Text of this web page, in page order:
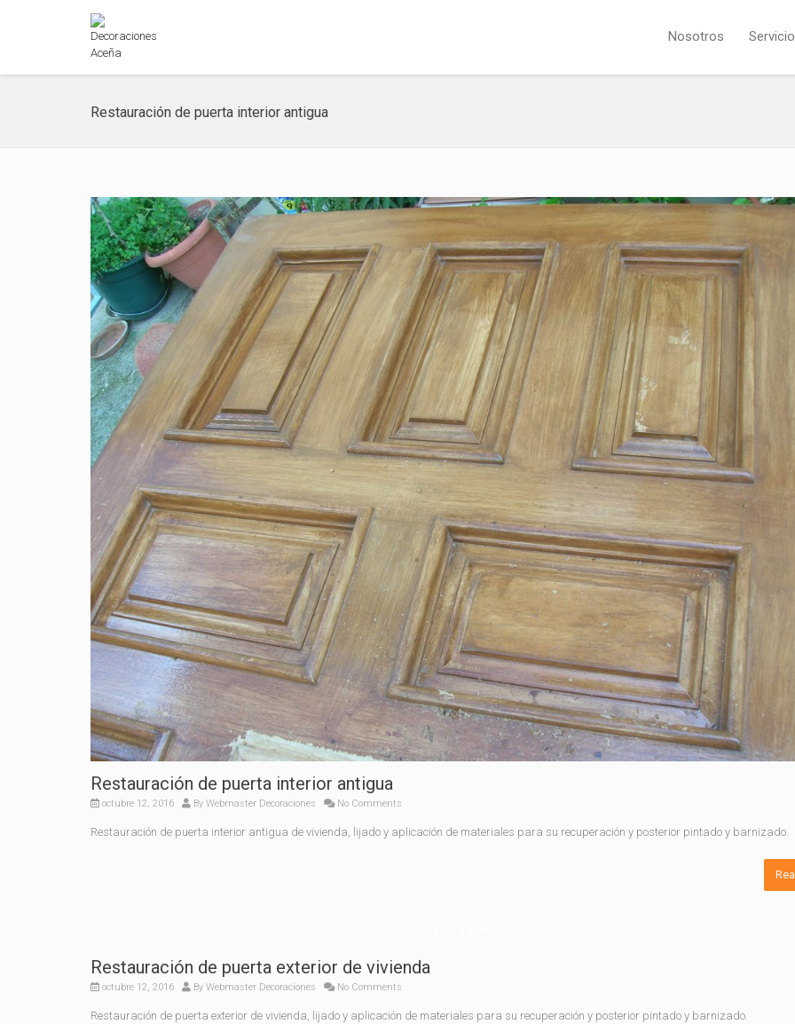
Nosotros
Restauración de puerta interior antigua
Restauración de puerta interior antigua
octubre 12, 2016 By Webmaster Decoraciones No Comments
Restauración de puerta interior antigua de vivienda, lijado y aplicación de materiales para su recuperación y posterior pintado y barnizado.
Restauración de puerta exterior de vivienda
octubre 12, 2016 By Webmaster Decoraciones No Comments
Restauración de puerta exterior de vivienda, lijado y aplicación de materiales para su recuperación y posterior pintado y barnizado.